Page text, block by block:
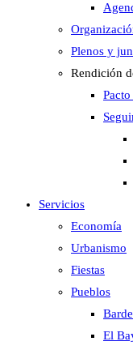
Plenos y
Rendición
Servicios
Economía
Urbanismo
Fiestas
Pueblos
El